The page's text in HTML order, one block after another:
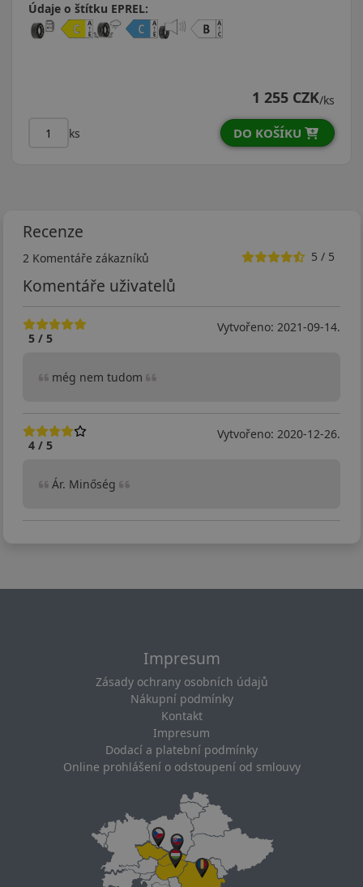
Údaje o štítku EPREL:
1 255 CZK/ks
ks DO KOŠÍKU
Recenze
2 Komentáře zákazníků 5 / 5
Komentáře uživatelů
Vytvořeno: 2021-09-14.
5 / 5
még nem tudom
Vytvořeno: 2020-12-26.
4 / 5
Ár. Minőség
Impresum
Zásady ochrany osobních údajů
Nákupní podmínky
Kontakt
Impresum
Dodací a platební podmínky
Online prohlášení o odstoupení od smlouvy